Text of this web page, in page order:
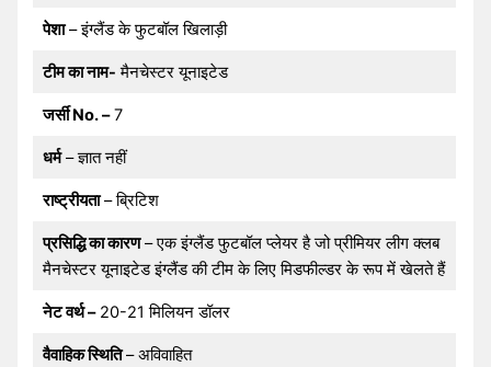
पेशा– इंग्लैंड के फुटबॉल खिलाड़ी
टीम का नाम- मैनचेस्टर यूनाइटेड
जर्सी No. –7
धर्म– ज्ञात नहीं
राष्ट्रीयता– ब्रिटिश
प्रसिद्धि का कारण– एक इंग्लैंड फुटबॉल प्लेयर है जो प्रीमियर लीग क्लब
मैनचेस्टर यूनाइटेड इंग्लैंड की टीम के लिए मिडफील्डर के रूप में खेलते हैं
नेट वर्थ –20-21 मिलियन डॉलर
वैवाहिक स्थिति– अविवाहित